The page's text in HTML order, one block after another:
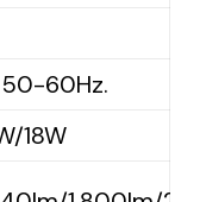
of needs.
60Hz.
18W